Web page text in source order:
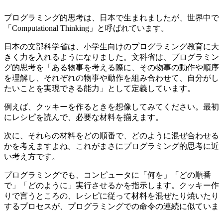
プログラミング的思考は、日本で生まれましたが、世界中で
「Computational Thinking」と呼ばれています。
日本の文部科学省は、小学生向けのプログラミング教育に大
きく力を入れるようになりました。文科省は、プログラミン
グ的思考を「ある物事を考える際に、その物事の動作や順序
を理解し、それぞれの物事や動作を組み合わせて、自分がし
たいことを実現できる能力」として定義しています。
例えば、クッキーを作るときを想像してみてください。最初
にレシピを読んで、必要な材料を揃えます。
次に、それらの材料をどの順番で、どのように混ぜ合わせる
かを考えますよね。これがまさにプログラミング的思考に近
い考え方です。
プログラミングでも、コンピュータに「何を」「どの順番
で」「どのように」実行させるかを指示します。クッキー作
りで言うところの、レシピに従って材料を混ぜたり焼いたり
するプロセスが、プログラミングでの命令の連続に似ていま